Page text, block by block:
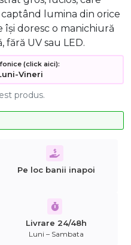
lumina din orice
doresc o manichiură
fără UV sau LED.
(click aici):
Vineri
produs.
Pe loc banii inapoi
Livrare 24/48h
Luni – Sambata